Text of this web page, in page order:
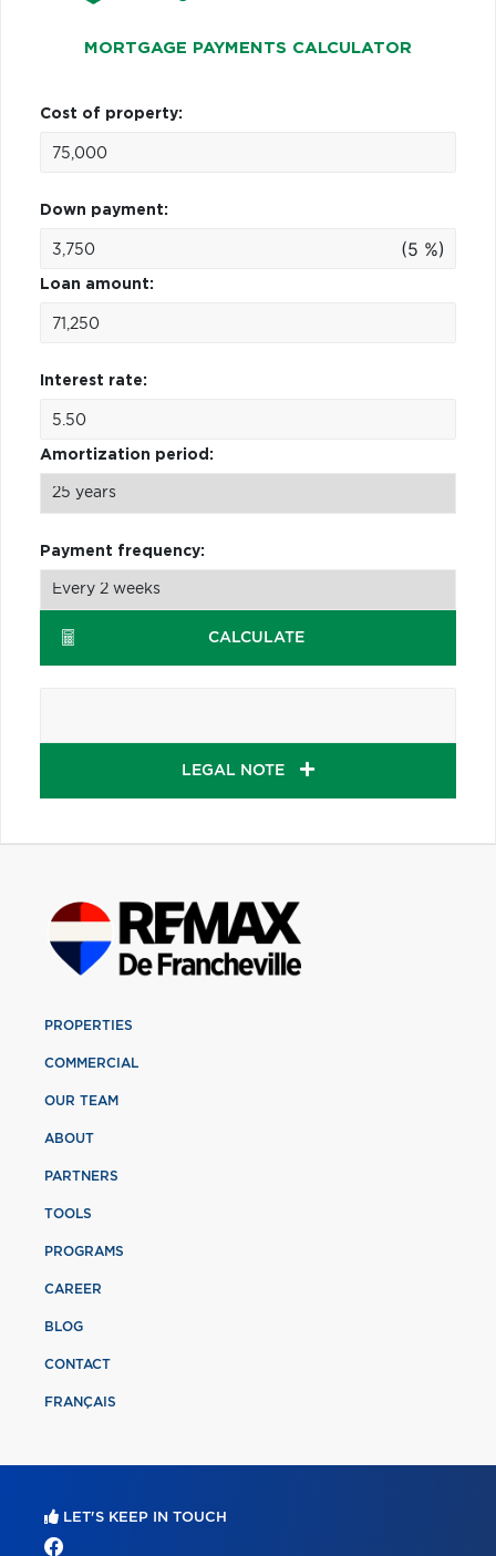
MORTGAGE PAYMENTS CALCULATOR
Cost of property:
Down payment:
(5 %)
Loan amount:
Interest rate:
Amortization period:
Payment frequency:
CALCULATE
LEGAL NOTE
PROPERTIES
COMMERCIAL
OUR TEAM
ABOUT
PARTNERS
TOOLS
PROGRAMS
CAREER
BLOG
CONTACT
FRANÇAIS
LET'S KEEP IN TOUCH